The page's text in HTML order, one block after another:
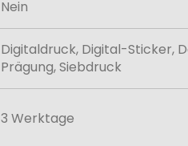
Nein
Digitaldruck, Digital-Sticker,
Prägung, Siebdruck
3 Werktage